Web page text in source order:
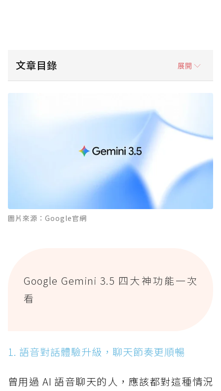
文章目錄 展開
1. 語音對話體驗升級，聊天節奏更順暢
2. 買包、租屋、追優惠，AI都能幫你盯進度
3. 24小時不打烊的雲端特助：Gemini Spark
4. 起床自動收到晨間摘要
效能同步升級！Gemini 3.5 Flash與Omni新功
Gemini功能變強，用量限制也掀起討論
圖片來源：Google官網
Google Gemini 3.5 四大神功能一次
看
1. 語音對話體驗升級，聊天節奏更順暢
曾用過 AI 語音聊天的人，應該都對這種情況